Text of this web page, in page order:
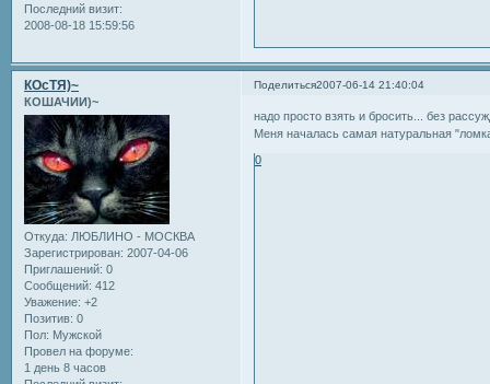
Последний визит:
2008-08-18 15:59:56
Поделиться2007-06-14 21:40:04
КОсТЯ)~
КОШАЧИИ)~
Откуда: ЛЮБЛИНО - МОСКВА
Зарегистрирован: 2007-04-06
Приглашений: 0
Сообщений: 412
Уважение: +2
Позитив: 0
Пол: Мужской
Провел на форуме:
1 день 8 часов
надо просто взять и бросить... без
Меня началась самая натуральная
0